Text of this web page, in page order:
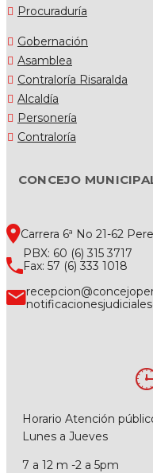
Procuraduría
Gobernación
Asamblea
Contraloría Risaralda
Alcaldía
Personería
Contraloría
CONCEJO
Carrera 6ª No 21-62
PBX: 60 (6) 315 3717
Fax: 57 (6) 333 1018
Horario Atención
Lunes a Jueves
7 a 12 m -2 a 5pm